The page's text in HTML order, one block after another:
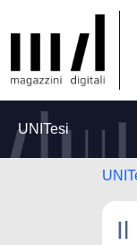
UNITesi
Il